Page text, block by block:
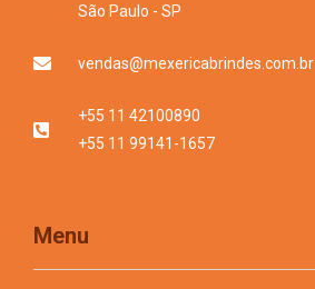
São Paulo - SP
vendas@mexericabrindes.com.br
+55 11 42100890
+55 11 99141-1657
Menu